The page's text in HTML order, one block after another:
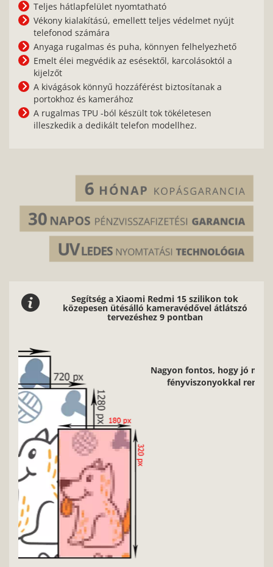
Teljes hátlapfelület nyomtatható
Vékony kialakítású, emellett teljes védelmet nyújt
telefonod számára
Anyaga rugalmas és puha, könnyen felhelyezhető
Emelt élei megvédik az esésektől, karcolásoktól a
kijelzőt
A kivágások könnyű hozzáférést biztosítanak a
portokhoz és kamerához
A rugalmas TPU -ból készült tok tökéletesen
illeszkedik a dedikált telefon modellhez.
Segítség a Xiaomi Redmi 15 szilikon tok
közepesen ütésálló kameravédővel átlátszó
tervezéshez 9 pontban
Nagyon fontos, hogy jó minőségű, éles kontúrokkal, jó
fényviszonyokkal rendelkező képeket használj.
Vásárlói vélemények
- 1310 értékelés
Minden szuper lett köszi! - Mihálovits Katalin
Elégedett vásárló: 249 435
Facebook követő: 63 836